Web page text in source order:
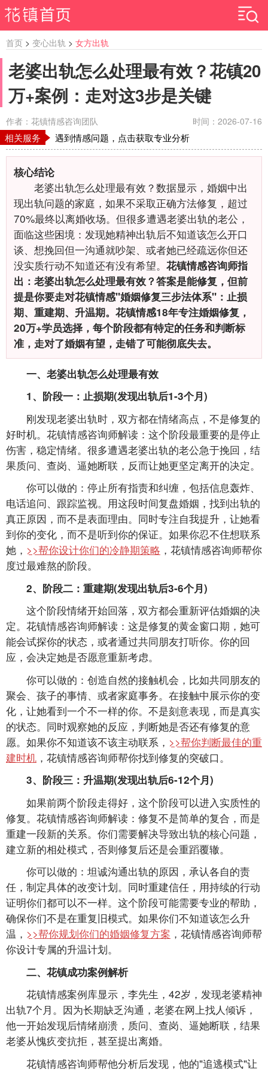
首页 > 变心出轨 > 女方出轨
老婆出轨怎么处理最有效？花镇20
万+案例：走对这3步是关键
作者：花镇情感咨询团队 时间：2026-07-16
相关服务 遇到情感问题，点击获取专业分析
核心结论
老婆出轨怎么处理最有效？数据显示，婚姻中出
现出轨问题的家庭，如果不采取正确方法修复，超过
70%最终以离婚收场。但很多遭遇老婆出轨的老公，
面临这些困境：发现她精神出轨后不知道该怎么开口
谈、想挽回但一沟通就吵架、或者她已经疏远你但还
没实质行动不知道还有没有希望。 花镇情感咨询师指
出：老婆出轨怎么处理最有效？答案是能修复，但前
提是你要走对花镇情感"婚姻修复三步法体系"：止损
期、重建期、升温期。花镇情感18年专注婚姻修复，
20万+学员选择，每个阶段都有特定的任务和判断标
准，走对了婚姻有望，走错了可能彻底失去。
一、老婆出轨怎么处理最有效
1、阶段一：止损期(发现出轨后1-3个月)
刚发现老婆出轨时，双方都在情绪高点，不是修复的
好时机。花镇情感咨询师解读：这个阶段最重要的是停止
伤害，稳定情绪。很多遭遇老婆出轨的老公急于挽回，结
果质问、查岗、逼她断联，反而让她更坚定离开的决定。
你可以做的：停止所有指责和纠缠，包括信息轰炸、
电话追问、跟踪监视。用这段时间复盘婚姻，找到出轨的
真正原因，而不是表面理由。同时专注自我提升，让她看
到你的变化，而不是听到你的保证。如果你忍不住想联系
她， >>帮你设计你们的冷静期策略 ，花镇情感咨询师帮你
度过最难熬的阶段。
2、阶段二：重建期(发现出轨后3-6个月)
这个阶段情绪开始回落，双方都会重新评估婚姻的决
定。花镇情感咨询师解读：这是修复的黄金窗口期，她可
能会试探你的状态，或者通过共同朋友打听你。你的回
应，会决定她是否愿意重新考虑。
你可以做的：创造自然的接触机会，比如共同朋友的
聚会、孩子的事情、或者家庭事务。在接触中展示你的变
化，让她看到一个不一样的你。不是刻意表现，而是真实
的状态。同时观察她的反应，判断她是否还有修复的意
愿。如果你不知道该不该主动联系， >>帮你判断最佳的重
建时机 ，花镇情感咨询师帮你找到修复的突破口。
3、阶段三：升温期(发现出轨后6-12个月)
如果前两个阶段走得好，这个阶段可以进入实质性的
修复。花镇情感咨询师解读：修复不是简单的复合，而是
重建一段新的关系。你们需要解决导致出轨的核心问题，
建立新的相处模式，否则修复后还是会重蹈覆辙。
你可以做的：坦诚沟通出轨的原因，承认各自的责
任，制定具体的改变计划。同时重建信任，用持续的行动
证明你们都可以不一样。这个阶段可能需要专业的帮助，
确保你们不是在重复旧模式。如果你们不知道该怎么升
温， >>帮你规划你们的婚姻修复方案 ，花镇情感咨询师帮
你设计专属的升温计划。
二、花镇成功案例解析
花镇情感案例库显示，李先生，42岁，发现老婆精神
出轨7个月。因为长期缺乏沟通，老婆在网上找人倾诉，
他一开始发现后情绪崩溃，质问、查岗、逼她断联，结果
老婆从愧疚变抗拒，甚至提出离婚。
花镇情感咨询师帮他分析后发现，他的"追逃模式"让